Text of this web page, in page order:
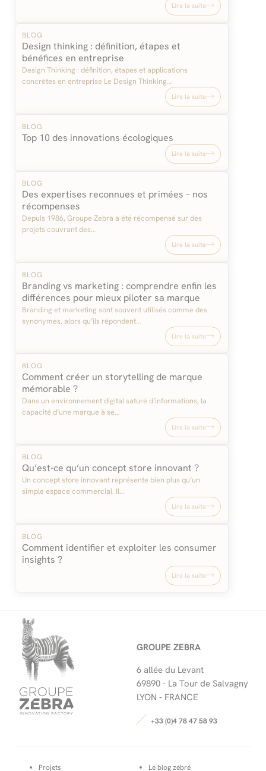
Lire la suite
Design thinking : définition, étapes et
bénéfices en entreprise
BLOG
Design Thinking : définition, étapes et applications
concrètes en entreprise Le Design Thinking…
Lire la suite
Top 10 des innovations écologiques
BLOG
Lire la suite
Des expertises reconnues et primées – nos
récompenses
BLOG
Depuis 1986, Groupe Zebra a été récompensé sur des
projets couvrant des…
Lire la suite
Branding vs marketing : comprendre enfin les
différences pour mieux piloter sa marque
BLOG
Branding et marketing sont souvent utilisés comme des
synonymes, alors qu’ils répondent…
Lire la suite
Comment créer un storytelling de marque
mémorable ?
BLOG
Dans un environnement digital saturé d’informations, la
capacité d’une marque à se…
Lire la suite
Qu’est-ce qu’un concept store innovant ?
BLOG
Un concept store innovant représente bien plus qu’un
simple espace commercial. Il…
Lire la suite
Comment identifier et exploiter les consumer
insights ?
BLOG
Lire la suite
GROUPE ZEBRA
6 allée du Levant
69890 - La Tour de Salvagny
LYON - FRANCE
+33 (0)4 78 47 58 93
Projets Le blog zébré